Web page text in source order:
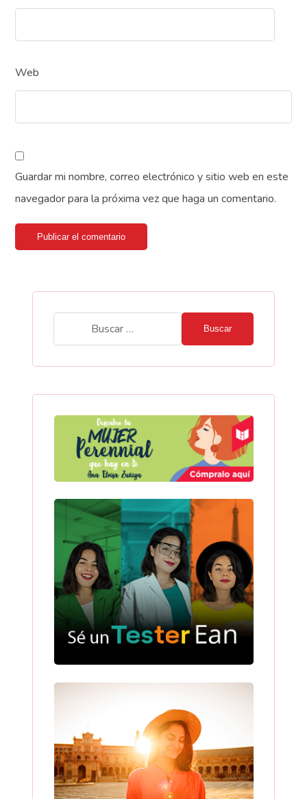
Web
Guardar mi nombre, correo electrónico y sitio web en este
navegador para la próxima vez que haga un comentario.
Publicar el comentario
Buscar